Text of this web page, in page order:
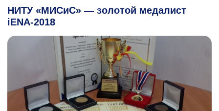
НИТУ «МИСиС» — золотой медалист
iENA-2018